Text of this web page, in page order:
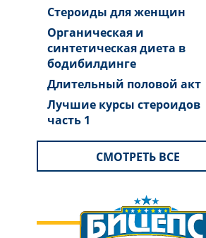
Стероиды для женщин
Органическая и
синтетическая диета в
бодибилдинге
Длительный половой акт
Лучшие курсы стероидов
часть 1
СМОТРЕТЬ ВСЕ